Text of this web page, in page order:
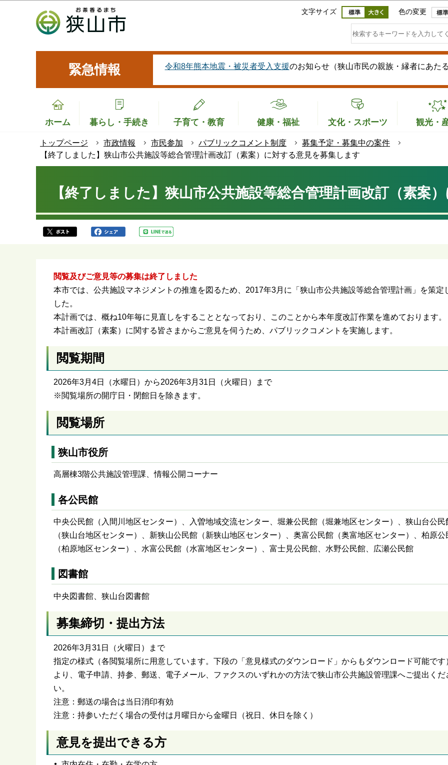
このページの本文へ移動
文字サイズ 色の変更
緊急情報 令和8年熊本地震・被災者受入支援のお知らせ（狭山市民の親族・縁者にあた
ホーム 暮らし・手続き 子育て・教育 健康・福祉 文化・スポーツ 観光・
トップページ 市政情報 市民参加 パブリックコメント制度
募集予定・募集中の案件
【終了しました】狭山市公共施設等総合管理計画改訂（素案）に対する意見を募集します
【終了しました】狭山市公共施設等総合管理計画改訂（素案
閲覧及びご意見等の募集は終了しました
本市では、公共施設マネジメントの推進を図るため、2017年3月に「狭山市公共施設等総合管理計画」を策定
した。
本計画では、概ね10年毎に見直しをすることとなっており、このことから本年度改訂作業を進めております。
本計画改訂（素案）に関する皆さまからご意見を伺うため、パブリックコメントを実施します。
閲覧期間
2026年3月4日（水曜日）から2026年3月31日（火曜日）まで
※閲覧場所の開庁日・閉館日を除きます。
閲覧場所
狭山市役所
高層棟3階公共施設管理課、情報公開コーナー
各公民館
中央公民館（入間川地区センター）、入曽地域交流センター、堀兼公民館（堀兼地区センター）、狭山台公民
（狭山台地区センター）、新狭山公民館（新狭山地区センター）、奥富公民館（奥富地区センター）、柏原公
（柏原地区センター）、水富公民館（水富地区センター）、富士見公民館、水野公民館、広瀬公民館
図書館
中央図書館、狭山台図書館
募集締切・提出方法
2026年3月31日（火曜日）まで
指定の様式（各閲覧場所に用意しています。下段の「意見様式のダウンロード」からもダウンロード可能です
より、電子申請、持参、郵送、電子メール、ファクスのいずれかの方法で狭山市公共施設管理課へご提出くだ
い。
注意：郵送の場合は当日消印有効
注意：持参いただく場合の受付は月曜日から金曜日（祝日、休日を除く）
意見を提出できる方